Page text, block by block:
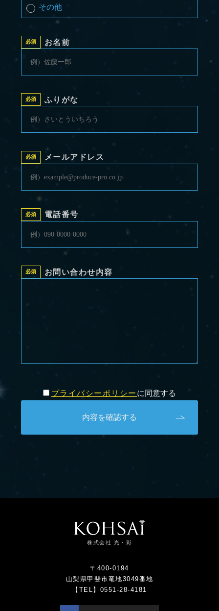
その他
お名前
ふりがな
メールアドレス
電話番号
お問い合わせ内容
プライバシーポリシー に同意する
株式会社 光・彩
〒400-0194
山梨県甲斐市竜地3049番地
【TEL】0551-28-4181